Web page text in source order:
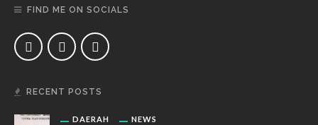
FIND ME ON SOCIALS
RECENT POSTS
DAERAH NEWS